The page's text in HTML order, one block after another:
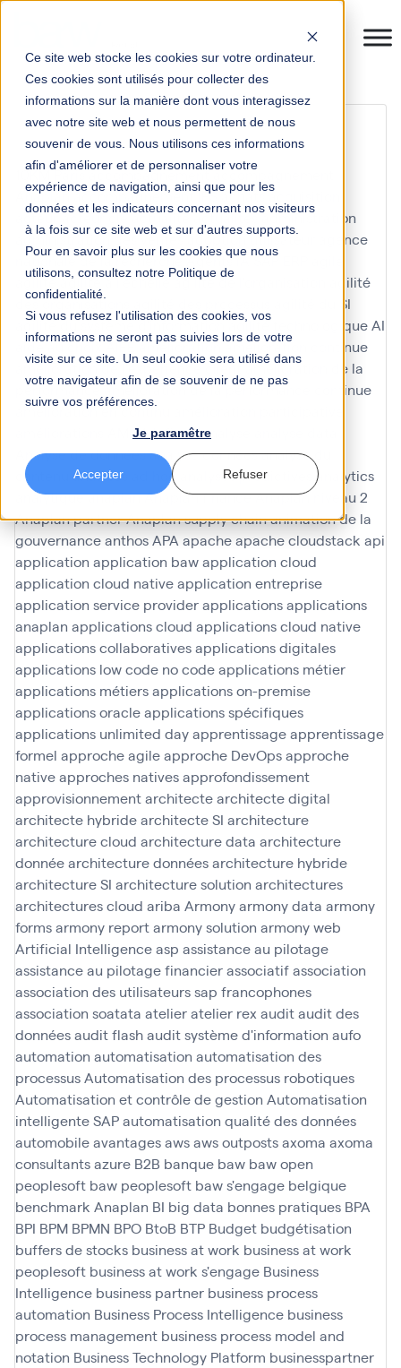
Ce site web stocke les cookies sur votre ordinateur.
Ces cookies sont utilisés pour collecter des
informations sur la manière dont vous interagissez
avec notre site web et nous permettent de nous
souvenir de vous. Nous utilisons ces informations
afin d'améliorer et de personnaliser votre
expérience de navigation, ainsi que pour les
données et les indicateurs concernant nos visiteurs
à la fois sur ce site web et sur d'autres supports.
Pour en savoir plus sur les cookies que nous
utilisons, consultez notre Politique de
confidentialité.
Si vous refusez l'utilisation des cookies, vos
informations ne seront pas suivies lors de votre
visite sur ce site. Un seul cookie sera utilisé dans
votre navigateur afin de se souvenir de ne pas
suivre vos préférences.
Je paramêtre
Accepter Refuser
planification connectée
10KM Paris accompagnementaccompagnement
Anaplan accompagnement IFSachatsacquisition
acteuracteur clé actualité actualitésadministration
administration des ventesadoption utilisateur
agence
nationale de la rechercheAgents IA SAP ERP
agilité agilité à l'échelle agilité de l'organisation
agilité
des organisations
agilité du SI
agilité du système d'information agilité technologiqueAI
aide au choix AIFE amélioration amélioration continue
amélioration de l'expérience client amélioration de la
performanceamélioration de la performance continue
amélioration en continu
AMOA Infinoéanalyse
Analyse de donnéesanalyse donnéesanalyse du
contenu
analyses ad hoc analyses predictives
analytics
analytiqueanaplanAnaplan financeAnaplan niveau 2
Anaplan partnerAnaplan supply chainanimation de la
gouvernanceanthosAPA apacheapache cloudstack api
application application bawapplication cloud
application cloud nativeapplication entreprise
application service providerapplicationsapplications
anaplan applications cloud applications cloud native
applications collaborativesapplications digitales
applications low code no codeapplications métier
applications métiersapplications on-premise
applications oracleapplications spécifiques
applications unlimited dayapprentissageapprentissage
formel approche agileapproche DevOpsapproche
nativeapproches nativesapprofondissement
approvisionnementarchitectearchitecte digital
architecte hybridearchitecte SI architecture
architecture cloud architecture data architecture
donnéearchitecture donnéesarchitecture hybride
architecture SI architecture solution architectures
architectures cloud ariba Armonyarmony data armony
formsarmony reportarmony solution armony web
Artificial Intelligenceasp assistance au pilotage
assistance au pilotage financierassociatifassociation
association des utilisateurs sap francophones
association soatata atelieratelier rex auditaudit des
donnéesaudit flashaudit système d'information aufo
automation automatisation automatisation des
processusAutomatisation des processus robotiques
Automatisation et contrôle de gestion Automatisation
intelligente SAPautomatisation qualité des données
automobileavantagesawsaws outpostsaxoma axoma
consultantsazure B2B banque baw baw open
peoplesoft baw peoplesoft baw s'engage belgique
benchmark Anaplan BI big data bonnes pratiques BPA
BPI BPM BPMN BPO BtoB BTP Budget budgétisation
buffers de stocks business at work business at work
peoplesoft business at work s'engage Business
Intelligence business partner business process
automation Business Process Intelligence business
process management business process model and
notation Business Technology Platform businesspartner